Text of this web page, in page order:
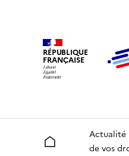
RÉPUBLIQUE
FRANÇAISE
Accueil
Actualité
de vos